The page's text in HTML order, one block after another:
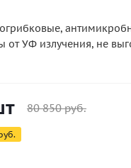
от УФ излучения, не
80 850руб.